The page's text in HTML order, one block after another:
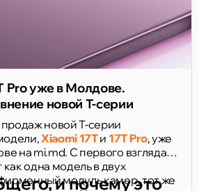
Pro уже в Молдове.
новой T-серии
продаж новой T-серии
Xiaomi 17Tи 17T Pro, уже
на mi.md. С первого взгляда
одна модель в двух
модуль камер, тот же
и почему это